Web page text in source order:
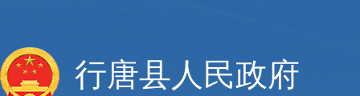
行唐县人民政府